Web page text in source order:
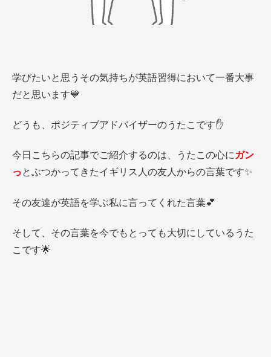
学びたいと思うその気持ちが英語習得において一番大事
だと思います💙
どうも、ポジティブアドバイザーのうたこです✋
今日こちらの記事でご紹介するのは、うたこの心にガン
っとぶつかってきたイギリス人の友人からの言葉です✨
その友達が英語を学ぶ私に言ってくれた言葉💕
そして、その言葉を今でもとっても大切にしているうた
こです🌟